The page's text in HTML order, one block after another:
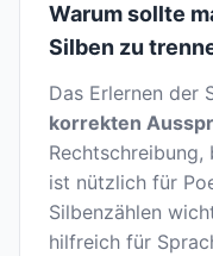
Warum sollte
Silben zu
Das Erlernen der
korrekten
Rechtschreibung,
ist nützlich für
Silbenzählen
hilfreich für